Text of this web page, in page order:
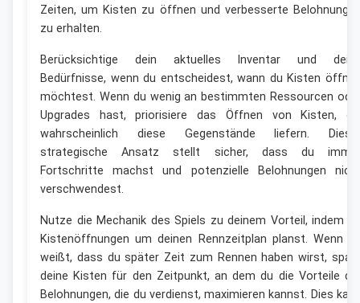
Zeiten, um Kisten zu öffnen und verbesserte
zu erhalten.
Berücksichtige dein aktuelles Inventar und
Bedürfnisse, wenn du entscheidest, wann du Kisten
möchtest. Wenn du wenig an bestimmten Ressourcen
Upgrades hast, priorisiere das Öffnen von Kisten,
wahrscheinlich diese Gegenstände liefern.
strategische Ansatz stellt sicher, dass du
Fortschritte machst und potenzielle Belohnungen
verschwendest.
Nutze die Mechanik des Spiels zu deinem Vorteil, indem
Kistenöffnungen um deinen Rennzeitplan planst. Wenn
weißt, dass du später Zeit zum Rennen haben wirst,
deine Kisten für den Zeitpunkt, an dem du die Vorteile
Belohnungen, die du verdienst, maximieren kannst. Dies